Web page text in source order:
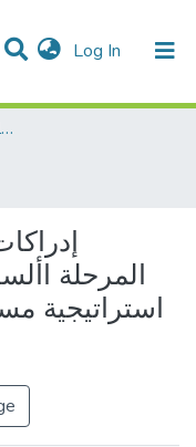
Log In (current)
AQU Research Network Clusters
المرحلة
استراتيجية